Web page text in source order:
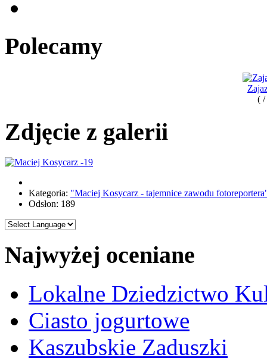
Polecamy
( /
Zdjęcie z galerii
Kategoria: "Maciej Kosycarz - tajemnice zawodu
Odsłon: 189
Najwyżej oceniane
Lokalne Dziedzictwo
Ciasto jogurtowe
Kaszubskie Zaduszki